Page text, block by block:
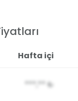
Hafta içi
***,** ₺